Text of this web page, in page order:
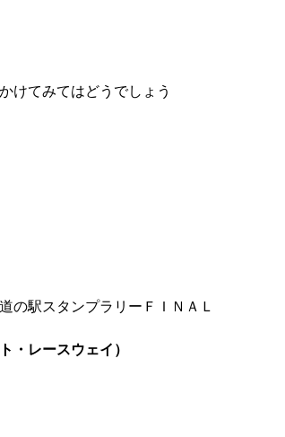
けてみてはどうでしょう
の駅スタンプラリーＦＩＮＡＬ
・レースウェイ）